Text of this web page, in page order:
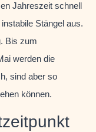
Jahreszeit schnell
Stängel aus.
Bis zum
werden die
sind aber so
können.